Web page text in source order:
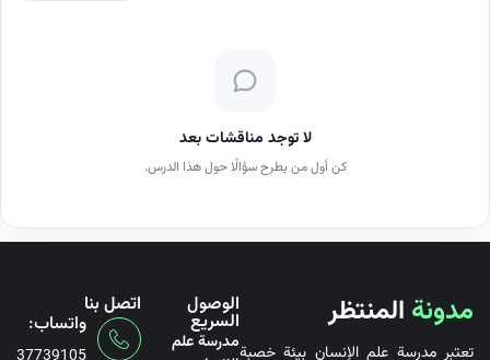
لا توجد مناقشات بعد
كن أول من يطرح سؤالًا حول هذا الدرس.
مدونة المنتظر
تعتبر مدرسة علم الإنسان بيئة خصبة
الوصول
السريع
مدرسة علم
اتصل بنا
واتساب: